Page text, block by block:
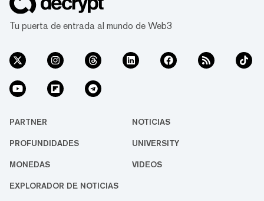
Tu puerta de entrada al mundo de Web3
PARTNER NOTICIAS
PROFUNDIDADES UNIVERSITY
MONEDAS VIDEOS
EXPLORADOR DE NOTICIAS